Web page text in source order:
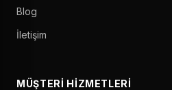
Blog
İletişim
MÜŞTERI HIZMETLERI